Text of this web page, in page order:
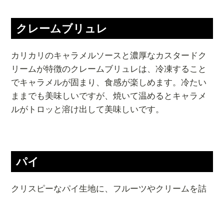
クレームブリュレ
カリカリのキャラメルソースと濃厚なカスタードク
リームが特徴のクレームブリュレは、冷凍すること
でキャラメルが固まり、食感が楽しめます。冷たい
ままでも美味しいですが、焼いて温めるとキャラメ
ルがトロッと溶け出して美味しいです。
パイ
クリスピーなパイ生地に、フルーツやクリームを詰